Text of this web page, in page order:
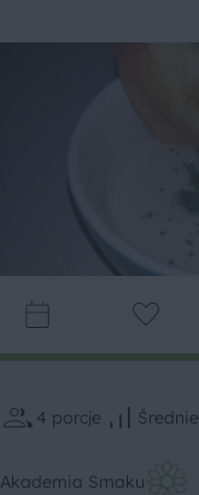
4 porcje Średnie
Akademia Smaku